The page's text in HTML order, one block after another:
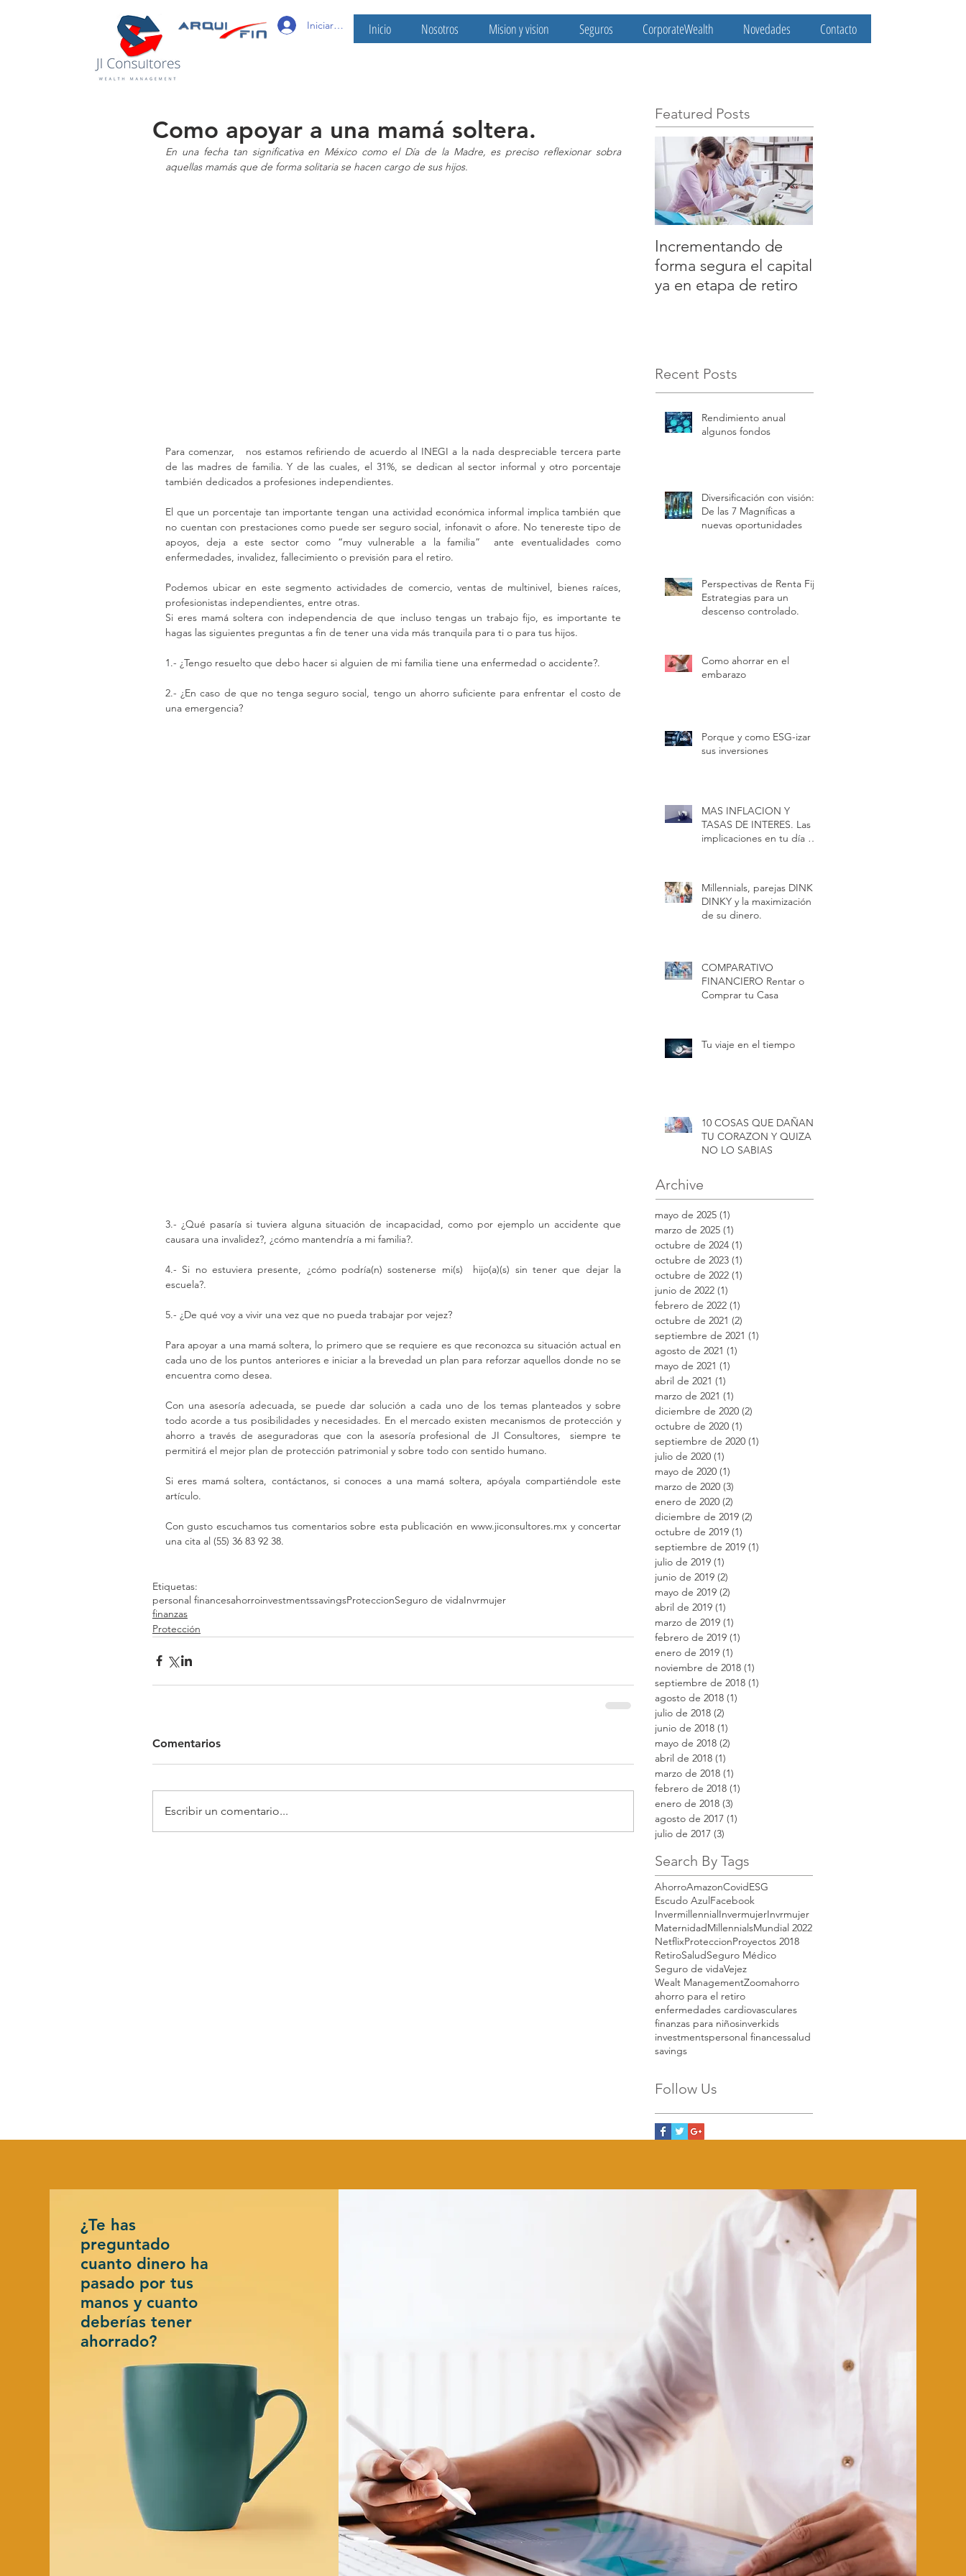
Iniciar sesión Inicio Nosotros Mision y vision Seguros CorporateWealth Novedades Contacto
Como apoyar a una mamá soltera.
En una fecha tan significativa en México como el Día de la Madre, es preciso reflexionar sobra
aquellas mamás que de forma solitaria se hacen cargo de sus hijos.
Para comenzar,   nos estamos refiriendo de acuerdo al INEGI a la nada despreciable tercera parte
de las madres de familia. Y de las cuales, el 31%, se dedican al sector informal y otro porcentaje
también dedicados a profesiones independientes.
El que un porcentaje tan importante tengan una actividad económica informal implica también que
no cuentan con prestaciones como puede ser seguro social, infonavit o afore. No tenereste tipo de
apoyos, deja a este sector como “muy vulnerable a la familia”  ante eventualidades como
enfermedades, invalidez, fallecimiento o previsión para el retiro.
Podemos ubicar en este segmento actividades de comercio, ventas de multinivel, bienes raíces,
profesionistas independientes, entre otras.
Si eres mamá soltera con independencia de que incluso tengas un trabajo fijo, es importante te
hagas las siguientes preguntas a fin de tener una vida más tranquila para ti o para tus hijos.
1.- ¿Tengo resuelto que debo hacer si alguien de mi familia tiene una enfermedad o accidente?.
2.- ¿En caso de que no tenga seguro social, tengo un ahorro suficiente para enfrentar el costo de
una emergencia?
3.- ¿Qué pasaría si tuviera alguna situación de incapacidad, como por ejemplo un accidente que
causara una invalidez?, ¿cómo mantendría a mi familia?.
4.- Si no estuviera presente, ¿cómo podría(n) sostenerse mi(s)  hijo(a)(s) sin tener que dejar la
escuela?.
5.- ¿De qué voy a vivir una vez que no pueda trabajar por vejez?
Para apoyar a una mamá soltera, lo primero que se requiere es que reconozca su situación actual en
cada uno de los puntos anteriores e iniciar a la brevedad un plan para reforzar aquellos donde no se
encuentra como desea.
Con una asesoría adecuada, se puede dar solución a cada uno de los temas planteados y sobre
todo acorde a tus posibilidades y necesidades. En el mercado existen mecanismos de protección y
ahorro a través de aseguradoras que con la asesoría profesional de JI Consultores,  siempre te
permitirá el mejor plan de protección patrimonial y sobre todo con sentido humano.
Si eres mamá soltera, contáctanos, si conoces a una mamá soltera, apóyala compartiéndole este
artículo.
Con gusto escuchamos tus comentarios sobre esta publicación en www.jiconsultores.mx y concertar
una cita al (55) 36 83 92 38.
Etiquetas:
personal financesahorroinvestmentssavingsProteccionSeguro de vidaInvrmujer
finanzas
Protección
Comentarios
Escribir un comentario...
Featured Posts
Incrementando de
forma segura el capital
ya en etapa de retiro
Recent Posts
Rendimiento anual
algunos fondos
Diversificación con visión:
De las 7 Magníficas a
nuevas oportunidades
Perspectivas de Renta Fija.
Estrategias para un
descenso controlado.
Como ahorrar en el
embarazo
Porque y como ESG-izar
sus inversiones
MAS INFLACION Y
TASAS DE INTERES. Las
implicaciones en tu día a
Millennials, parejas DINK o
DINKY y la maximización
de su dinero.
COMPARATIVO
FINANCIERO Rentar o
Comprar tu Casa
Tu viaje en el tiempo
10 COSAS QUE DAÑAN
TU CORAZON Y QUIZA
NO LO SABIAS
Archive
mayo de 2025 (1)
marzo de 2025 (1)
octubre de 2024 (1)
octubre de 2023 (1)
octubre de 2022 (1)
junio de 2022 (1)
febrero de 2022 (1)
octubre de 2021 (2)
septiembre de 2021 (1)
agosto de 2021 (1)
mayo de 2021 (1)
abril de 2021 (1)
marzo de 2021 (1)
diciembre de 2020 (2)
octubre de 2020 (1)
septiembre de 2020 (1)
julio de 2020 (1)
mayo de 2020 (1)
marzo de 2020 (3)
enero de 2020 (2)
diciembre de 2019 (2)
octubre de 2019 (1)
septiembre de 2019 (1)
julio de 2019 (1)
junio de 2019 (2)
mayo de 2019 (2)
abril de 2019 (1)
marzo de 2019 (1)
febrero de 2019 (1)
enero de 2019 (1)
noviembre de 2018 (1)
septiembre de 2018 (1)
agosto de 2018 (1)
julio de 2018 (2)
junio de 2018 (1)
mayo de 2018 (2)
abril de 2018 (1)
marzo de 2018 (1)
febrero de 2018 (1)
enero de 2018 (3)
agosto de 2017 (1)
julio de 2017 (3)
Search By Tags
AhorroAmazonCovidESG
Escudo AzulFacebook
InvermillennialInvermujerInvrmujer
MaternidadMillennialsMundial 2022
NetflixProteccionProyectos 2018
RetiroSaludSeguro Médico
Seguro de vidaVejez
Wealt ManagementZoomahorro
ahorro para el retiro
enfermedades cardiovasculares
finanzas para niñosinverkids
investmentspersonal financessalud
savings
Follow Us
¿Te has
preguntado
cuanto dinero ha
pasado por tus
manos y cuanto
deberías tener
ahorrado?